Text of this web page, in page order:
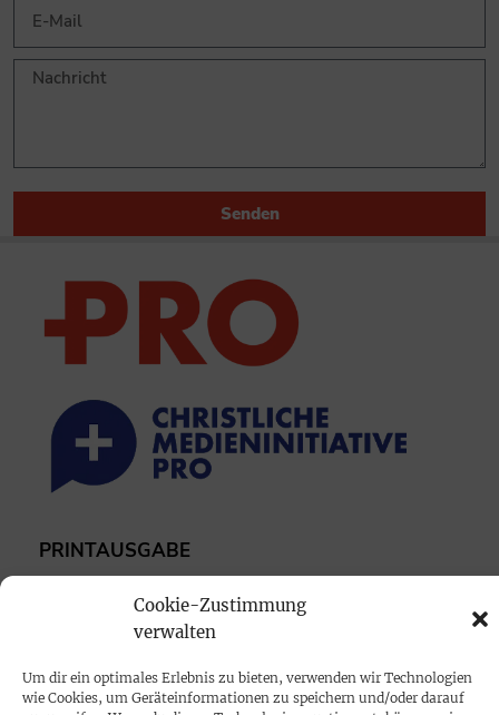
Cookie-Zustimmung
verwalten
Um dir ein optimales Erlebnis zu bieten, verwenden wir Technologien
wie Cookies, um Geräteinformationen zu speichern und/oder darauf
Senden
PRINTAUSGABE
Impressum